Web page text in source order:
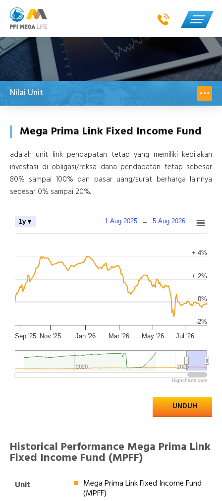
Nilai Unit
Mega Prima Link Fixed Income Fund
adalah unit link pendapatan tetap yang memiliki kebijakan
investasi di obligasi/reksa dana pendapatan tetap sebesar
80% sampai 100% dan pasar uang/surat berharga lainnya
sebesar 0% sampai 20%.
1 Aug 2025 → 5 Aug 2026
1y ▾
Sep '25 Nov '25 Jan '26 Mar '26 May '26 Jul '26
2020
2020 2025
2025
-2%
0%
+ 2%
+ 4%
Highcharts.com
UNDUH
Historical Performance Mega Prima Link
Fixed Income Fund (MPFF)
Mega Prima Link Fixed Income Fund
(MPFF)